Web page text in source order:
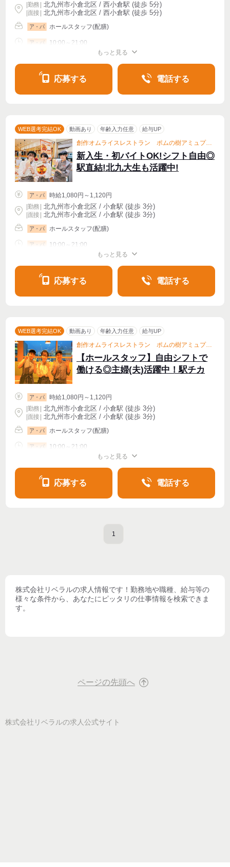
|勤務 北九州市小倉北区 / 西小倉駅 (徒歩 5分)
| 面接 | 北九州市小倉北区 / 西小倉駅 (徒歩 5分)
ア・パ ホールスタッフ(配膳)
ア・パ 10:00～21:00
もっと見る
応募する 電話する
WEB選考完結OK 動画あり 年齢入力任意 給与UP
創作オムライスレストラン ポムの樹アミュプラザ小倉店
新入生・初バイトOK!シフト自由◎
駅直結!北九大生も活躍中!
ア・パ
時給1,080円～1,120円
|勤務 北九州市小倉北区 / 小倉駅 (徒歩 3分)
| 面接 | 北九州市小倉北区 / 小倉駅 (徒歩 3分)
ア・パ ホールスタッフ(配膳)
ア・パ 10:00～21:00
もっと見る
応募する 電話する
WEB選考完結OK 動画あり 年齢入力任意 給与UP
創作オムライスレストラン ポムの樹アミュプラザ小倉店
【ホールスタッフ】自由シフトで
働ける◎主婦(夫)活躍中！駅チカ
ア・パ
時給1,080円～1,120円
|勤務 北九州市小倉北区 / 小倉駅 (徒歩 3分)
| 面接 | 北九州市小倉北区 / 小倉駅 (徒歩 3分)
ア・パ ホールスタッフ(配膳)
ア・パ 10:00～21:00
もっと見る
応募する 電話する
1
株式会社リベラルの求人情報です！勤務地や職種、給与等の
様々な条件から、あなたにピッタリの仕事情報を検索できま
す。
ページの先頭へ
株式会社リベラルの求人公式サイト